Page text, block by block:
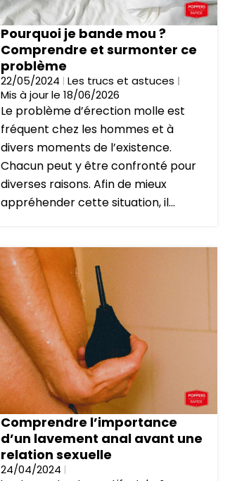
Pourquoi je bande mou ?
Comprendre et surmonter ce
problème
22/05/2024 Les trucs et astuces
Mis à jour le 18/06/2026
Le problème d’érection molle est
fréquent chez les hommes et à
divers moments de l’existence.
Chacun peut y être confronté pour
diverses raisons. Afin de mieux
appréhender cette situation, il...
Comprendre l’importance
d’un lavement anal avant une
relation sexuelle
24/04/2024